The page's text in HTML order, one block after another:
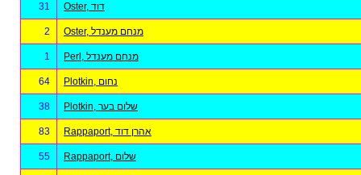
31 Oster, דוד
2 Oster, מנחם מענדל
1 Perl, מנחם מענדל
64 Plotkin, נחום
38 Plotkin, שלום בער
83 Rappaport, אהרן דוד
55 Rappaport, שלום